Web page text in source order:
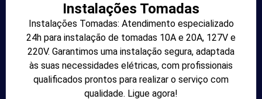
Instalações Tomadas
Instalações Tomadas: Atendimento especializado
24h para instalação de tomadas 10A e 20A, 127V e
220V. Garantimos uma instalação segura, adaptada
às suas necessidades elétricas, com profissionais
qualificados prontos para realizar o serviço com
qualidade. Ligue agora!